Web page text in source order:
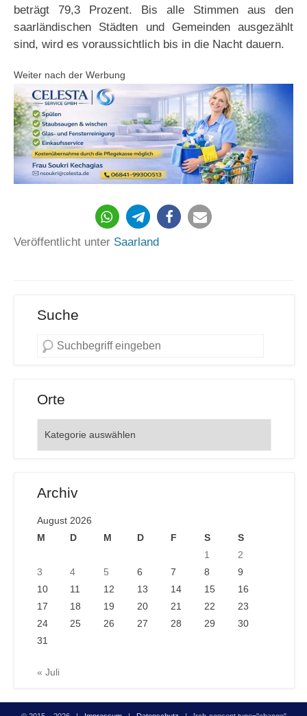
beträgt 79,3 Prozent. Bis alle Stimmen aus den
saarländischen Städten und Gemeinden ausgezählt
sind, wird es voraussichtlich bis in die Nacht dauern.
Weiter nach der Werbung
160
Veröffentlicht unter Saarland
Suche
Orte
Archiv
August 2026
M
D M D F S
S
1
2
3
4 5 6 7 8
9
10
11 12 13 14 15
16
17
18 19 20 21 22
23
24
25 26 27 28 29
30
31
« Juli